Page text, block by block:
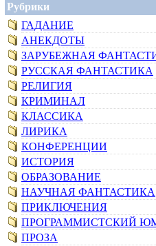
Рубрики
ГАДАНИЕ
АНЕКДОТЫ
ЗАРУБЕЖНАЯ
РУССКАЯ ФАНТАСТИКА
РЕЛИГИЯ
КРИМИНАЛ
КЛАССИКА
ЛИРИКА
КОНФЕРЕНЦИИ
ИСТОРИЯ
ОБРАЗОВАНИЕ
НАУЧНАЯ ФАНТАСТИКА
ПРИКЛЮЧЕНИЯ
ПРОГРАММИСТСКИЙ
ПРОЗА